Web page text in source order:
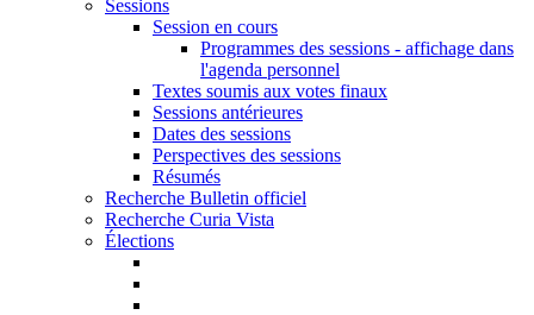
Sessions
Session en cours
Programmes des sessions - affichage dans
l'agenda personnel
Textes soumis aux votes finaux
Sessions antérieures
Dates des sessions
Perspectives des sessions
Résumés
Recherche Bulletin officiel
Recherche Curia Vista
Élections